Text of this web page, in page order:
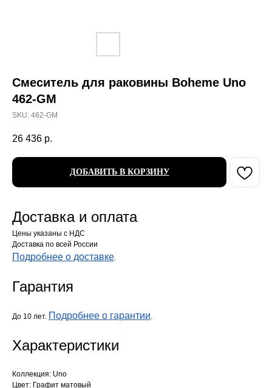
Смеситель для раковины Boheme Uno
462-GM
SKU: 462-GM
26 436 р.
ДОБАВИТЬ В КОРЗИНУ
Доставка и оплата
Цены указаны с НДС
Доставка по всей России
Подробнее о доставке.
Гарантия
До 10 лет. Подробнее о гарантии.
Характеристики
Коллекция: Uno
Цвет: Графит матовый